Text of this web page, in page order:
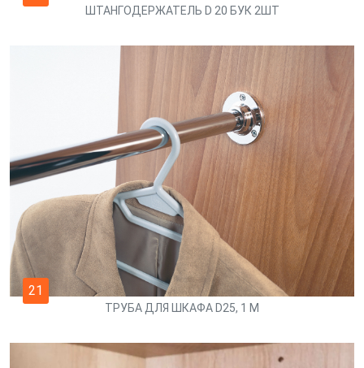
ШТАНГОДЕРЖАТЕЛЬ D 20 БУК 2ШТ
21
ТРУБА ДЛЯ ШКАФА D25, 1 М